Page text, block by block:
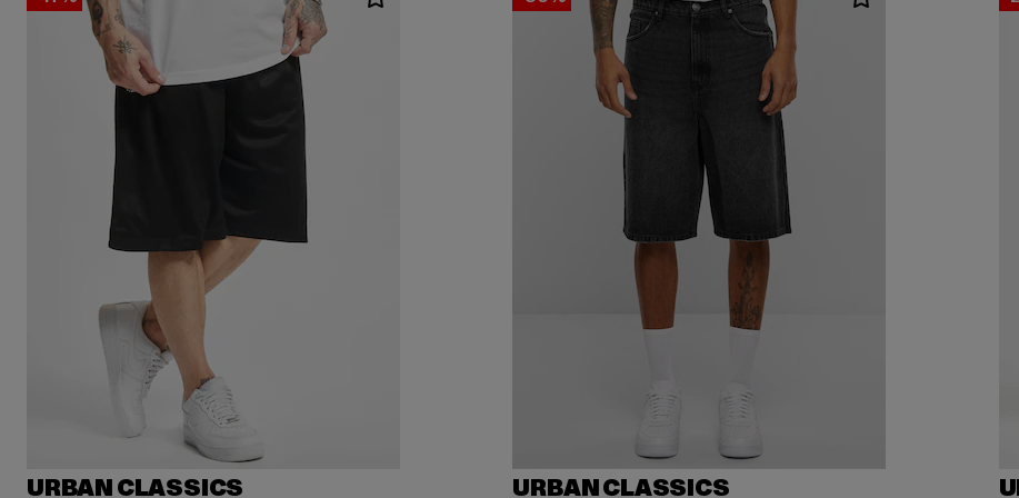
URBAN CLASSICS URBAN CLASSICS